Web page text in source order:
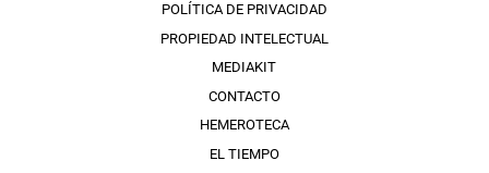
POLÍTICA DE PRIVACIDAD
PROPIEDAD INTELECTUAL
MEDIAKIT
CONTACTO
HEMEROTECA
EL TIEMPO